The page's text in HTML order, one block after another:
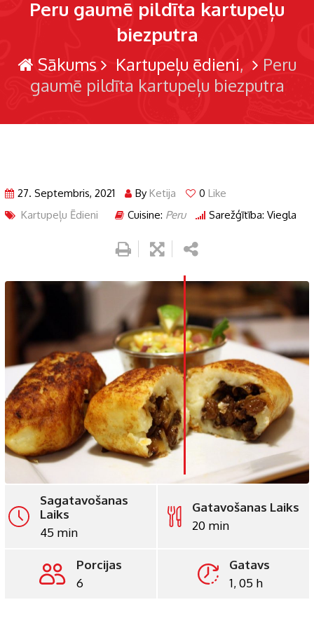
Peru gaumē pildīta kartupeļu
biezputra
Sākums Kartupeļu ēdieni
Peru
gaumē pildīta kartupeļu biezputra
27. Septembris, 2021 By Ketija 0 Like
Kartupeļu Ēdieni
Cuisine: Peru Sarežģītība: Viegla
LinkedIn
Whatsapp
Pinterest
Print
Sagatavošanas
Laiks
45 min
Gatavošanas Laiks
20 min
Porcijas
6
Gatavs
1, 05 h